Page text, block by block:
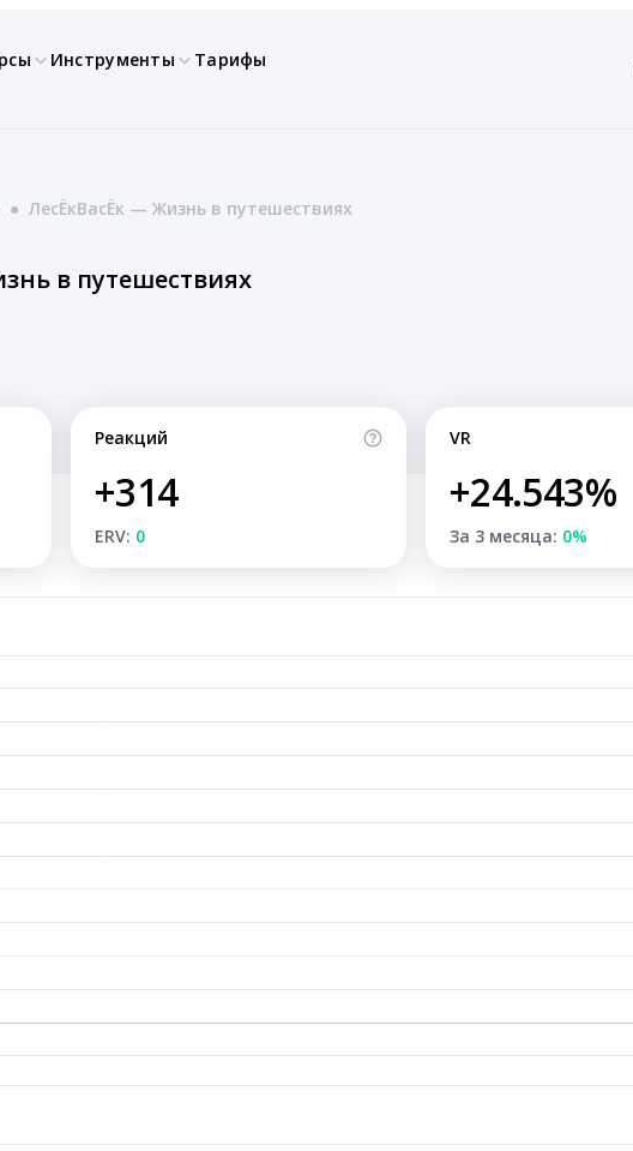
Инструменты Тарифы
● ЛесЁкВасЁк — Жизнь в путешествиях
в путешествиях
Реакций
+314
ERV: 0
VR
+24.543%
За 3 месяца: 0%